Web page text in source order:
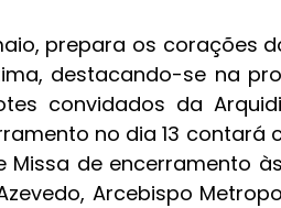
prepara os corações
destacando-se na
convidados da
no dia 13 contará
Missa de encerramento
Arcebispo